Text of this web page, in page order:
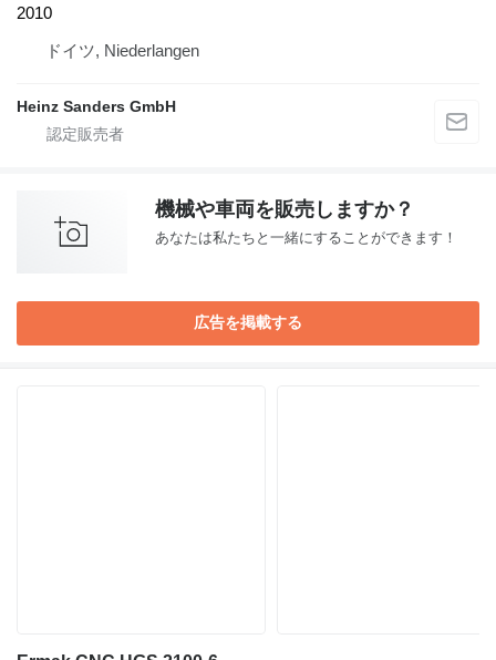
2010
ドイツ, Niederlangen
Heinz Sanders GmbH
機械や車両を販売しますか？
あなたは私たちと一緒にすることができます！
広告を掲載する